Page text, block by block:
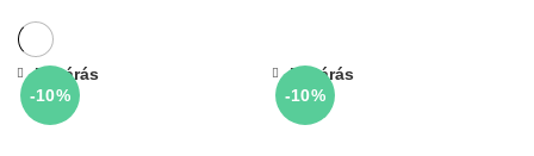
-10%
Bezárás
-10%
Bezárás